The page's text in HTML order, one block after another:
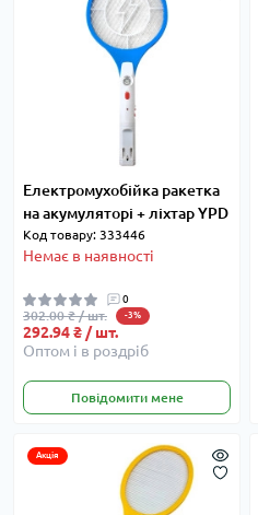
Електромухобійка ракетка
на акумуляторі + ліхтар YPD
Код товару: 333446
Немає в наявності
0
302.00 ₴ / шт. -3%
292.94 ₴ / шт.
Оптом і в роздріб
Повідомити мене
Акція